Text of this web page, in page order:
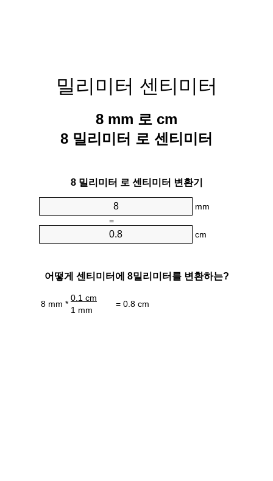
밀리미터 센티미터
8 mm 로 cm
8 밀리미터 로 센티미터
8 밀리미터 로 센티미터 변환기
mm
=
cm
어떻게 센티미터에 8밀리미터를 변환하는?
8 mm *
0.1 cm
= 0.8 cm
1 mm